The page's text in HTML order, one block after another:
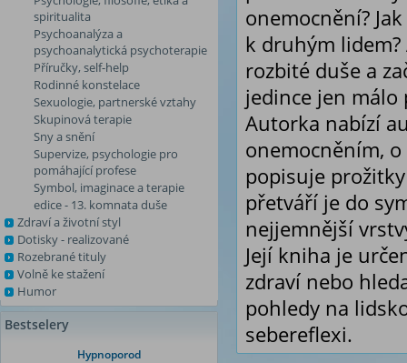
spiritualita
Psychoanalýza a
psychoanalytická psychoterapie
Příručky, self-help
Rodinné konstelace
Sexuologie, partnerské vztahy
Skupinová terapie
Sny a snění
Supervize, psychologie pro
pomáhající profese
Symbol, imaginace a terapie
edice - 13. komnata duše
Zdraví a životní styl
Dotisky - realizované
Rozebrané tituly
Volně ke stažení
Humor
Bestselery
Hypnoporod
onemocnění?
k druhým
rozbité duše a
jedince jen málo
Autorka nabízí
onemocněním,
popisuje
přetváří je do
nejjemnější
Její kniha je
zdraví nebo
pohledy na
sebereflexi.